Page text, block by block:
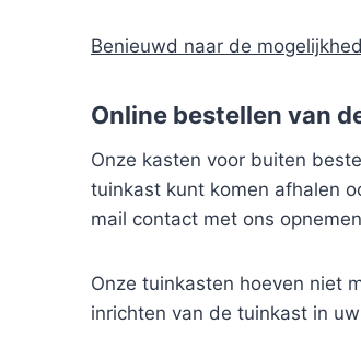
Benieuwd naar de
Online bestellen van
Onze kasten voor buiten
tuinkast kunt komen afhalen
mail contact met ons
Onze tuinkasten hoeven niet
inrichten van de tuinkast in